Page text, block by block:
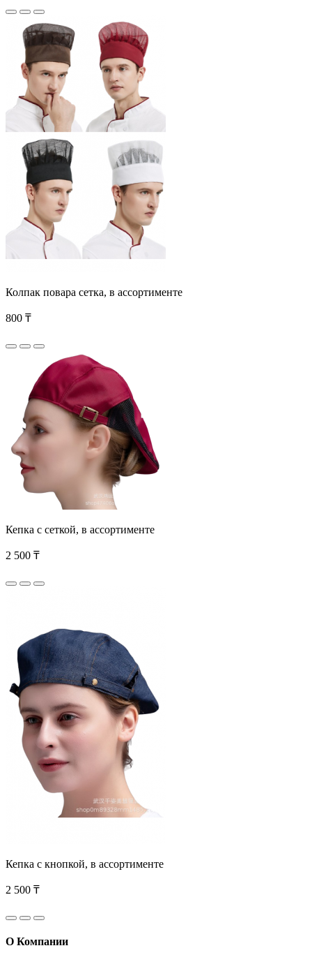
Колпак повара сетка, в ассортименте
800 ₸
Кепка с сеткой, в ассортименте
2 500 ₸
Кепка с кнопкой, в ассортименте
2 500 ₸
О Компании